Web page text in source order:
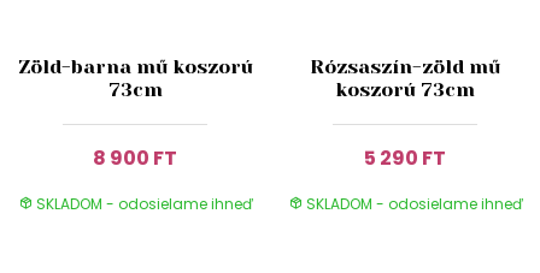
Zöld-barna mű koszorú
73cm
8 900 FT
SKLADOM - odosielame ihneď
Rózsaszín-zöld mű
koszorú 73cm
5 290 FT
SKLADOM - odosielame ihneď